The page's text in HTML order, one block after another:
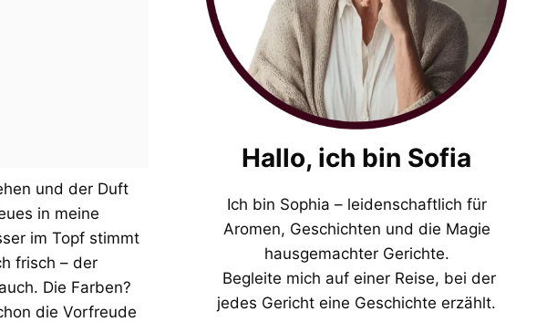
und der Duft
in meine
im Topf stimmt
frisch – der
Die Farben?
die Vorfreude
Hallo, ich bin Sofia
Ich bin Sophia – leidenschaftlich für
Aromen, Geschichten und die Magie
hausgemachter Gerichte.
Begleite mich auf einer Reise, bei der
jedes Gericht eine Geschichte erzählt.